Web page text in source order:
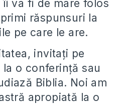
va fi de mare folos
răspunsuri la
pe care le are.
invitați pe
o conferință sau
Biblia. Noi am
apropiată la o